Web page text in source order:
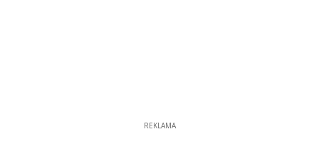
REKLAMA